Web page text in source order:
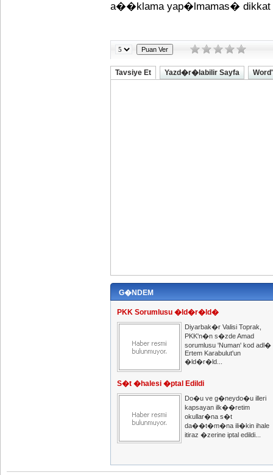
a��klama yap�lmamas�
Tavsiye Et Yazd�r�labilir Sayfa
G�NDEM
PKK Sorumlusu �ld�r�ld�
Diyarbak�r Valisi Toprak,
PKK'n�n s�zde Amad
sorumlusu 'Numan' kod adl�
Ertem Karabulut'un
�ld�r�ld...
S�t �halesi �ptal Edildi
Do�u ve g�neydo�u illeri
kapsayan ilk��retim
okullar�na s�t
da��t�m�na ili�kin ihale
itiraz �zerine iptal edildi...